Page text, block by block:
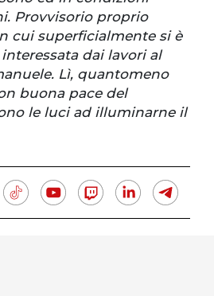
Provvisorio proprio
cui superficialmente si è
dai lavori al
Lì, quantomeno
buona pace del
le luci ad illuminarne il